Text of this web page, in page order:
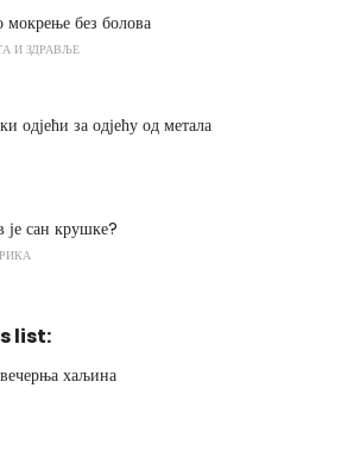
мокрење без болова
И ЗДРАВЉЕ
одјећи за одјећу од метала
је сан крушке?
list:
хаљина